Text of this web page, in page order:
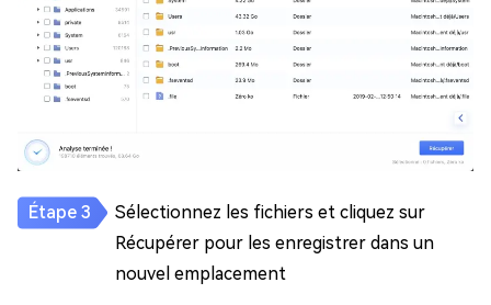
Sélectionnez les fichiers et cliquez sur
Récupérer pour les enregistrer dans un
nouvel emplacement